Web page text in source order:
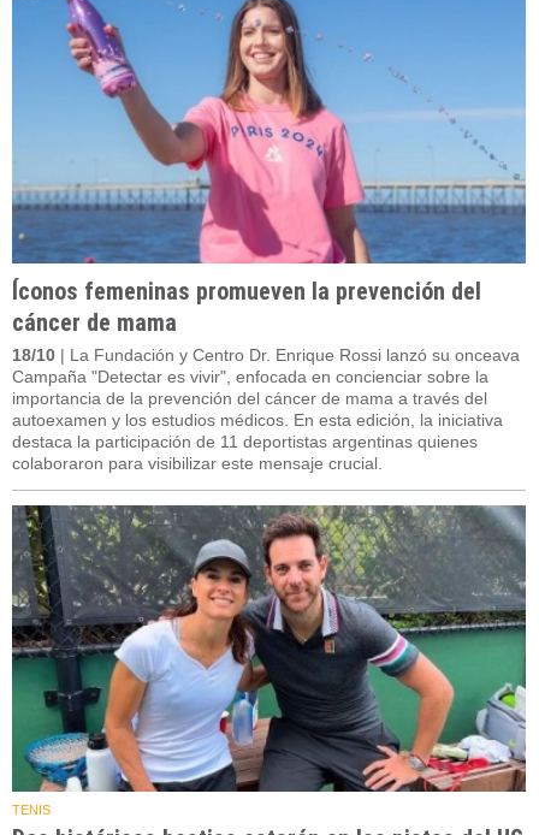
Íconos femeninas promueven la prevención del
cáncer de mama
18/10 | La Fundación y Centro Dr. Enrique Rossi lanzó su onceava
Campaña "Detectar es vivir", enfocada en concienciar sobre la
importancia de la prevención del cáncer de mama a través del
autoexamen y los estudios médicos. En esta edición, la iniciativa
destaca la participación de 11 deportistas argentinas quienes
colaboraron para visibilizar este mensaje crucial.
TENIS